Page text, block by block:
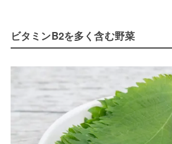
ビタミンB2を多く含む野菜